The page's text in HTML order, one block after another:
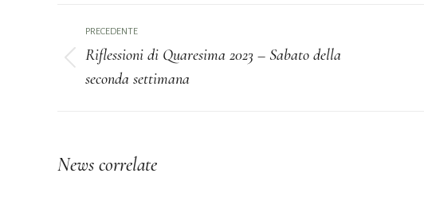
Naviga
tra
PRECEDENTE
Riflessioni di Quaresima 2023 – Sabato della
seconda settimana
News correlate